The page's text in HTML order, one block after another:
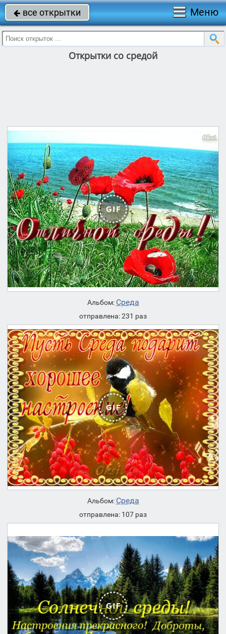
 все открытки Меню
Открытки со средой
Альбом: Среда
отправлена: 231 раз
Альбом: Среда
отправлена: 107 раз